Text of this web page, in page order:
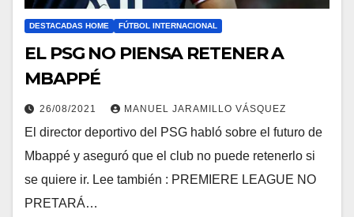
DESTACADAS HOME FÚTBOL INTERNACIONAL
EL PSG NO PIENSA RETENER A
MBAPPÉ
26/08/2021 MANUEL JARAMILLO VÁSQUEZ
El director deportivo del PSG habló sobre el futuro de
Mbappé y aseguró que el club no puede retenerlo si
se quiere ir. Lee también : PREMIERE LEAGUE NO
PRETARÁ…